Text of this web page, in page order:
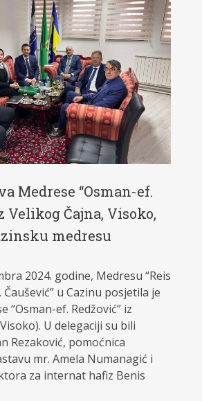
Medrese “Osman-ef.
Velikog Čajna, Visoko,
medresu
2024. godine, Medresu “Reis
u Cazinu posjetila je
“Osman-ef. Redžović” iz
U delegaciji su bili
Rezaković, pomoćnica
mr. Amela Numanagić i
za internat hafiz Benis